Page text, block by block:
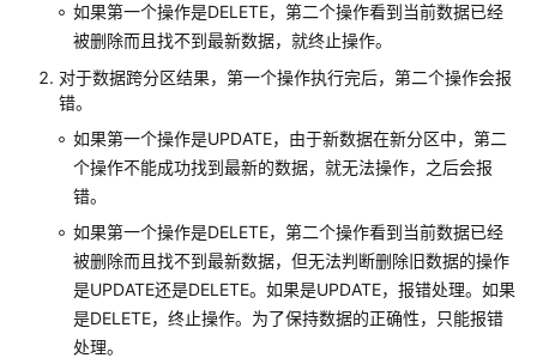
CAST
DROP
MASTER
KEY
COLUMN
ENCRYPTION
KEY
如果第一个操作是DELETE，第二个操作看到当前数据已经
被删除而且找不到最新数据，就终止操作。
对于数据跨分区结果，第一个操作执行完后，第二个操作会报
错。
如果第一个操作是UPDATE，由于新数据在新分区中，第二
个操作不能成功找到最新的数据，就无法操作，之后会报
错。
如果第一个操作是DELETE，第二个操作看到当前数据已经
被删除而且找不到最新数据，但无法判断删除旧数据的操作
是UPDATE还是DELETE。如果是UPDATE，报错处理。如果
是DELETE，终止操作。为了保持数据的正确性，只能报错
处理。